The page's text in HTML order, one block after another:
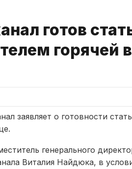
готов
горячей
заявляет о готовности
генерального
Виталия Найдюка, в